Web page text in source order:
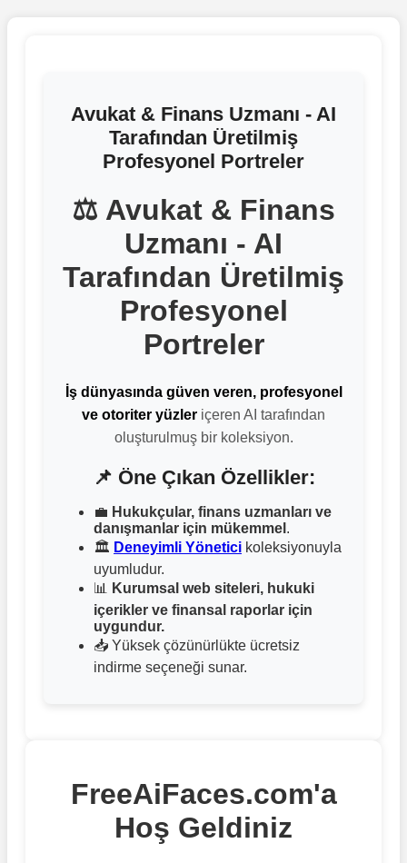
Avukat & Finans Uzmanı - AI
Tarafından Üretilmiş
Profesyonel Portreler
⚖️ Avukat & Finans
Uzmanı - AI
Tarafından Üretilmiş
Profesyonel
Portreler
İş dünyasında güven veren, profesyonel
ve otoriter yüzler içeren AI tarafından
oluşturulmuş bir koleksiyon.
📌 Öne Çıkan Özellikler:
💼 Hukukçular, finans uzmanları ve
danışmanlar için mükemmel .
🏛 Deneyimli Yönetici koleksiyonuyla
uyumludur.
📊
Kurumsal web siteleri, hukuki
içerikler ve finansal raporlar için
uygundur.
📥 Yüksek çözünürlükte ücretsiz
indirme seçeneği sunar.
FreeAiFaces.com'a
Hoş Geldiniz